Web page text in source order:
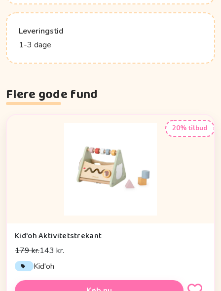
Leveringstid
1-3 dage
Flere gode fund
20% tilbud
Kid'oh Aktivitetstrekant
179 kr.143 kr.
Kid'oh